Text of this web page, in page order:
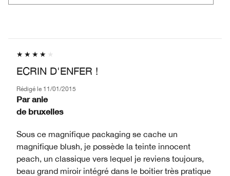
ECRIN D'ENFER !
Rédigé le 11/01/2015
Par anie
de bruxelles
Sous ce magnifique packaging se cache un
magnifique blush, je possède la teinte innocent
peach, un classique vers lequel je reviens toujours,
beau grand miroir intégré dans le boitier très pratique